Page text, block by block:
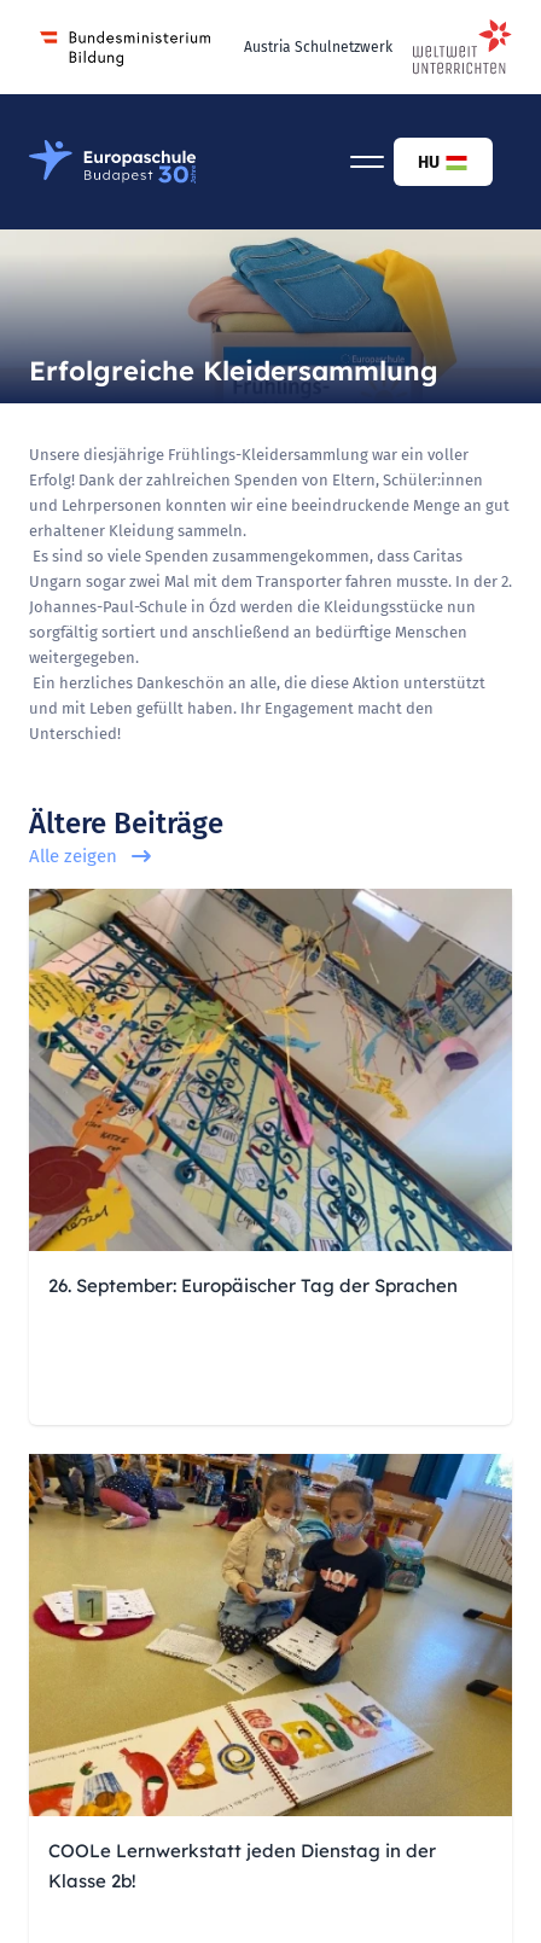
Austria Schulnetzwerk
Österreichisch-Ungarische Europaschule Budapest
HU
Erfolgreiche Kleidersammlung
Unsere diesjährige Frühlings-Kleidersammlung war ein voller
Erfolg! Dank der zahlreichen Spenden von Eltern, Schüler:innen
und Lehrpersonen konnten wir eine beeindruckende Menge an gut
erhaltener Kleidung sammeln.
Es sind so viele Spenden zusammengekommen, dass Caritas
Ungarn sogar zwei Mal mit dem Transporter fahren musste. In der 2.
Johannes-Paul-Schule in Ózd werden die Kleidungsstücke nun
sorgfältig sortiert und anschließend an bedürftige Menschen
weitergegeben.
Ein herzliches Dankeschön an alle, die diese Aktion unterstützt
und mit Leben gefüllt haben. Ihr Engagement macht den
Unterschied!
Ältere Beiträge
Alle zeigen
26. September: Europäischer Tag der Sprachen
COOLe Lernwerkstatt jeden Dienstag in der
Klasse 2b!